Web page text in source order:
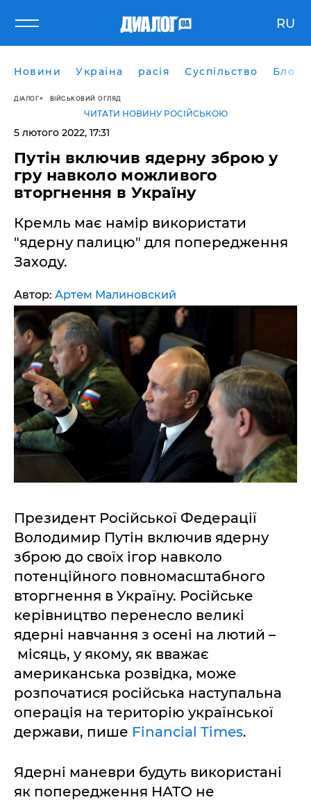
RU
Новини Україна расія Суспільство Блоги
ДІАЛОГ ВІЙСЬКОВИЙ ОГЛЯД
ЧИТАТИ НОВИНУ РОСІЙСЬКОЮ
5 лютого 2022, 17:31
Путін включив ядерну зброю у
гру навколо можливого
вторгнення в Україну
Кремль має намір використати
"ядерну палицю" для попередження
Заходу.
Автор: Артем Малиновский
Президент Російської Федерації
Володимир Путін включив ядерну
зброю до своїх ігор навколо
потенційного повномасштабного
вторгнення в Україну. Російське
керівництво перенесло великі
ядерні навчання з осені на лютий –
місяць, у якому, як вважає
американська розвідка, може
розпочатися російська наступальна
операція на територію української
держави, пише Financial Times.
Ядерні маневри будуть використані
як попередження НАТО не